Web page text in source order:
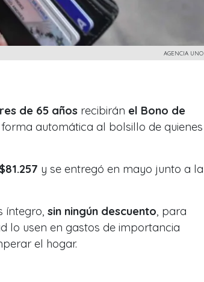
AGENCIA UNO
de 65 años recibirán el Bono de
forma automática al bolsillo de quienes
y se entregó en mayo junto a la
íntegro, sin ningún descuento , para
lo usen en gastos de importancia
el hogar.